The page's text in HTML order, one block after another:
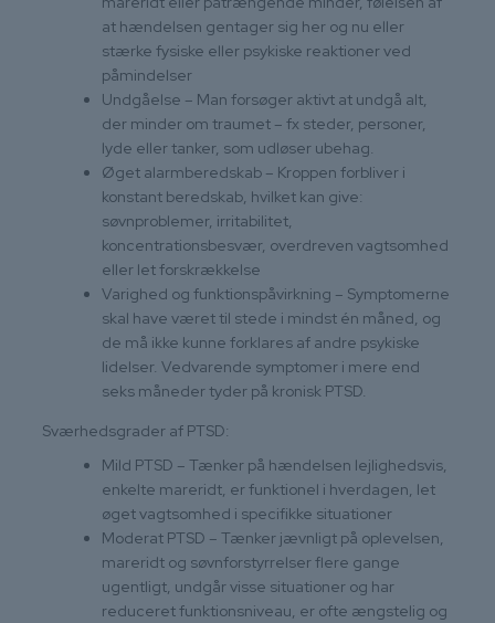
at hændelsen gentager sig her og nu eller
stærke fysiske eller psykiske reaktioner ved
påmindelser
Undgåelse – Man forsøger aktivt at undgå alt,
der minder om traumet – fx steder, personer,
lyde eller tanker, som udløser ubehag.
Øget alarmberedskab – Kroppen forbliver i
konstant beredskab, hvilket kan give:
søvnproblemer, irritabilitet,
koncentrationsbesvær, overdreven vagtsomhed
eller let forskrækkelse
Varighed og funktionspåvirkning – Symptomerne
skal have været til stede i mindst én måned, og
de må ikke kunne forklares af andre psykiske
lidelser. Vedvarende symptomer i mere end
seks måneder tyder på kronisk PTSD.
Sværhedsgrader af PTSD:
Mild PTSD – Tænker på hændelsen lejlighedsvis,
enkelte mareridt, er funktionel i hverdagen, let
øget vagtsomhed i specifikke situationer
Moderat PTSD – Tænker jævnligt på oplevelsen,
mareridt og søvnforstyrrelser flere gange
ugentligt, undgår visse situationer og har
reduceret funktionsniveau, er ofte ængstelig og